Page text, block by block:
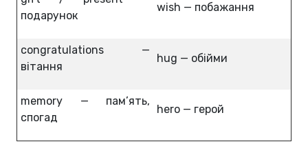
подарунок
wish — побажання
congratulations —
вітання
hug — обійми
memory — пам’ять,
спогад
hero — герой